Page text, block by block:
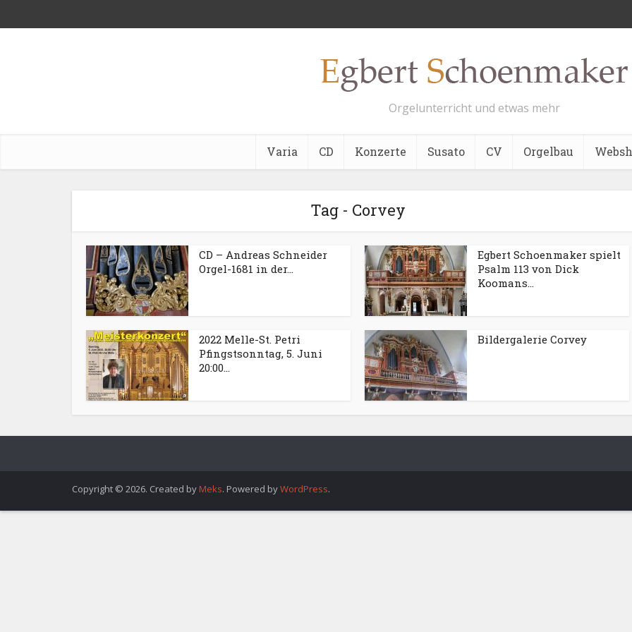
Orgelunterricht und etwas mehr
Varia CD Konzerte Susato CV Orgelbau
Tag - Corvey
CD – Andreas Schneider
Orgel-1681 in der...
Egbert Schoenmaker spielt
Psalm 113 von Dick
Koomans...
2022 Melle-St. Petri
Pfingstsonntag, 5. Juni
20:00...
Bildergalerie Corvey
Copyright © 2026. Created by Meks. Powered byWordPress.